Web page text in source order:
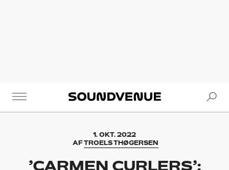
Soundvenue
1. OKT. 2022
AFTROELS THØGERSEN
’CARMEN CURLERS’: